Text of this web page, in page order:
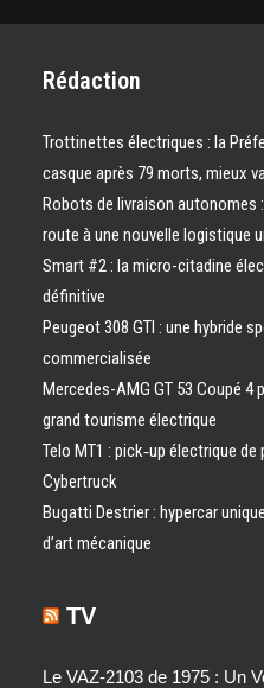
Rédaction
Trottinettes électriques : la
casque après 79 morts, mieux
Robots de livraison autonomes
route à une nouvelle logistique
Smart #2 : la micro-citadine
définitive
Peugeot 308 GTI : une hybride
commercialisée
Mercedes-AMG GT 53 Coupé 4
grand tourisme électrique
Telo MT1 : pick‑up électrique
Cybertruck
Bugatti Destrier : hypercar
d’art mécanique
TV
Le VAZ-2103 de 1975 : Un